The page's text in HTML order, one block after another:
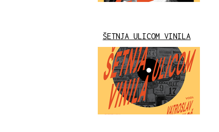
ŠETNJA ULICOM VINILA